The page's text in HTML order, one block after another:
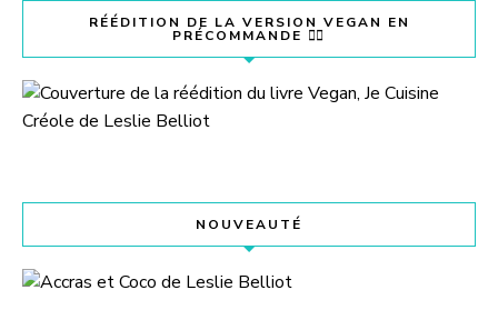
RÉÉDITION DE LA VERSION VEGAN EN
PRÉCOMMANDE 👇🏽
NOUVEAUTÉ